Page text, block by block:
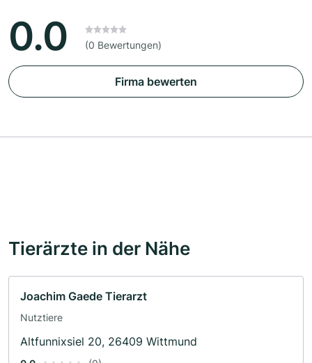
0.0 (0 Bewertungen)
Firma bewerten
Tierärzte in der Nähe
Joachim Gaede Tierarzt
Nutztiere
Altfunnixsiel 20, 26409 Wittmund